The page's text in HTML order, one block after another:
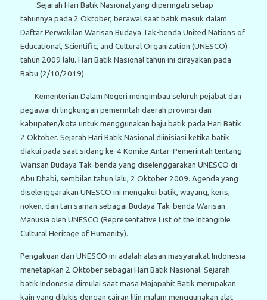
Sejarah Hari Batik Nasional yang diperingati setiap
tahunnya pada 2 Oktober, berawal saat batik masuk dalam
Daftar Perwakilan Warisan Budaya Tak-benda United Nations of
Educational, Scientific, and Cultural Organization (UNESCO)
tahun 2009 lalu. Hari Batik Nasional tahun ini dirayakan pada
Rabu (2/10/2019).
Kementerian Dalam Negeri mengimbau seluruh pejabat dan
pegawai di lingkungan pemerintah daerah provinsi dan
kabupaten/kota untuk menggunakan baju batik pada Hari Batik
2 Oktober. Sejarah Hari Batik Nasional diinisiasi ketika batik
diakui pada saat sidang ke-4 Komite Antar-Pemerintah tentang
Warisan Budaya Tak-benda yang diselenggarakan UNESCO di
Abu Dhabi, sembilan tahun lalu, 2 Oktober 2009. Agenda yang
diselenggarakan UNESCO ini mengakui batik, wayang, keris,
noken, dan tari saman sebagai Budaya Tak-benda Warisan
Manusia oleh UNESCO (Representative List of the Intangible
Cultural Heritage of Humanity).
Pengakuan dari UNESCO ini adalah alasan masyarakat Indonesia
menetapkan 2 Oktober sebagai Hari Batik Nasional. Sejarah
batik Indonesia dimulai saat masa Majapahit Batik merupakan
kain yang dilukis dengan cairan lilin malam menggunakan alat